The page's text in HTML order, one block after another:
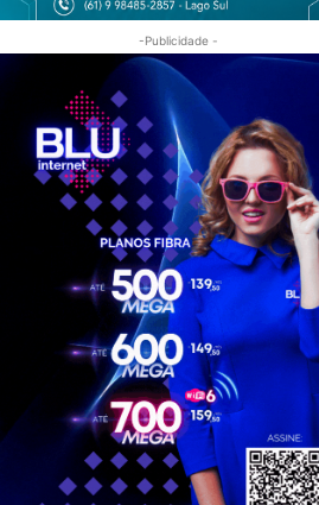
-Publicidade -